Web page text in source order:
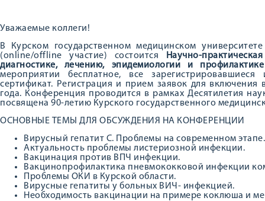
Уважаемые коллеги!
В Курском государственном медицинском
(online/offline участие) состоится
Научно-
диагностике, лечению, эпидемиологии и
мероприятии бесплатное, все
сертификат. Регистрация и прием заявок для
года. Конференция проводится в рамках Десятилетия
посвящена 90-летию Курского государственного
ОСНОВНЫЕ ТЕМЫ ДЛЯ ОБСУЖДЕНИЯ НА КОНФЕРЕНЦИИ
Вирусный гепатит С. Проблемы на современном этапе.
Актуальность проблемы листериозной инфекции.
Вакцинация против ВПЧ инфекции.
Вакцинопрофилактика пневмококковой инфекции
Проблемы ОКИ в Курской области.
Вирусные гепатиты у больных ВИЧ- инфекцией.
Необходимость вакцинации на примере коклюша и